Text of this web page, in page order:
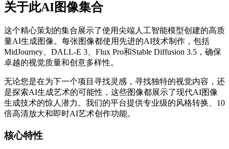
关于此AI图像集合
这个精心策划的集合展示了使用尖端人工智能模型创建的高质
量AI生成图像。每张图像都使用先进的AI技术制作，包括
MidJourney、DALL-E 3、Flux Pro和Stable Diffusion 3.5，确保
卓越的视觉质量和创意多样性。
无论您是在为下一个项目寻找灵感，寻找独特的视觉内容，还
是探索AI生成艺术的可能性，这些图像都展示了现代AI图像
生成技术的惊人潜力。我们的平台提供专业级的风格转换、10
倍高清放大和即时AI艺术创作功能。
核心特性